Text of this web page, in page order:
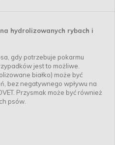
hydrolizowanych rybach i
gdy potrzebuje pokarmu
jest to możliwe.
białko) może być
bez negatywnego wpływu na
Przysmak może być również
psów.